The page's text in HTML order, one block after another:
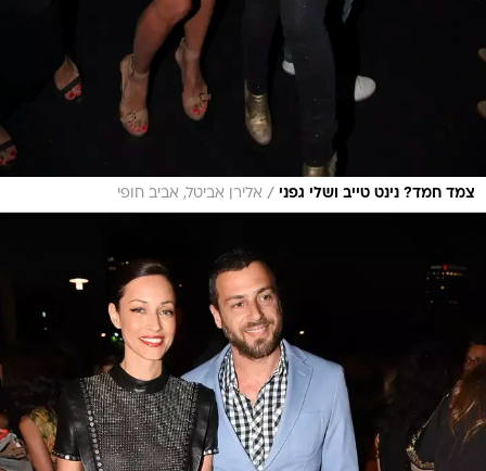
צמד חמד? נינט טייב ושלי גפני / אלירן אביטל, אביב חופי